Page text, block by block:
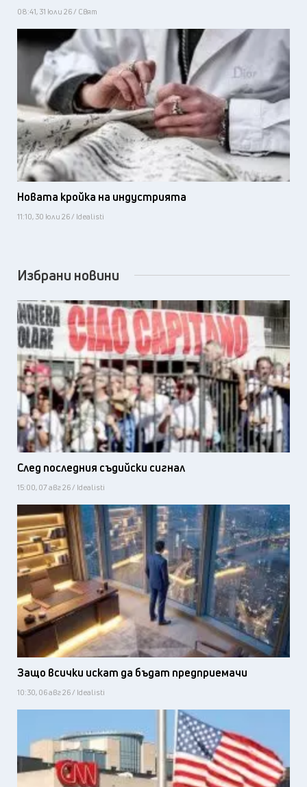
08:41, 31 юли 26 / Свят
Новата кройка на индустрията
11:10, 30 юли 26 / Idealisti
Избрани новини
След последния съдийски сигнал
15:00, 07 авг 26 / Idealisti
Защо всички искат да бъдат предприемачи
10:30, 06 авг 26 / Idealisti